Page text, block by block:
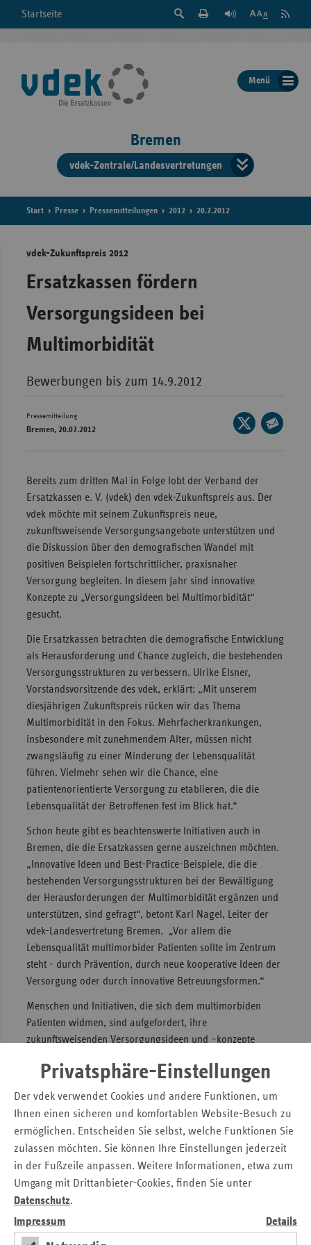
Privatsphäre-Einstellungen
Der vdek verwendet Cookies und andere Funktionen, um
Ihnen einen sicheren und komfortablen Website-Besuch zu
ermöglichen. Entscheiden Sie selbst, welche Funktionen Sie
zulassen möchten. Sie können Ihre Einstellungen jederzeit
in der Fußzeile anpassen. Weitere Informationen, etwa zum
Umgang mit Drittanbieter-Cookies, finden Sie unter
Datenschutz.
Impressum
Details
Startseite
Suche
der
Seite
Feed
Menü
Bremen
vdek-Zentrale/Landesvertretungen
der
Start Presse Pressemitteilungen 2012 20.7.2012
vdek-Zukunftspreis 2012
Ersatzkassen fördern
Versorgungsideen bei
Multimorbidität
Bewerbungen bis zum 14.9.2012
Pressemitteilung
Bremen, 20.07.2012
Seite
auf
Bereits zum dritten Mal in Folge lobt der Verband der
Ersatzkassen e. V. (vdek) den vdek-Zukunftspreis aus. Der
vdek möchte mit seinem Zukunftspreis neue,
zukunftsweisende Versorgungsangebote unterstützen und
die Diskussion über den demografischen Wandel mit
positiven Beispielen fortschrittlicher, praxisnaher
Versorgung begleiten. In diesem Jahr sind innovative
Konzepte zu „Versorgungsideen bei Multimorbidität“
gesucht.
Die Ersatzkassen betrachten die demografische Entwicklung
als Herausforderung und Chance zugleich, die bestehenden
Versorgungsstrukturen zu verbessern. Ulrike Elsner,
Vorstandsvorsitzende des vdek, erklärt: „Mit unserem
diesjährigen Zukunftspreis rücken wir das Thema
Multimorbidität in den Fokus. Mehrfacherkrankungen,
insbesondere mit zunehmendem Alter, müssen nicht
zwangsläufig zu einer Minderung der Lebensqualität
führen. Vielmehr sehen wir die Chance, eine
patientenorientierte Versorgung zu etablieren, die die
Lebensqualität der Betroffenen fest im Blick hat.“
Schon heute gibt es beachtenswerte Initiativen auch in
Bremen, die die Ersatzkassen gerne auszeichnen möchten.
„Innovative Ideen und Best-Practice-Beispiele, die die
bestehenden Versorgungsstrukturen bei der Bewältigung
der Herausforderungen der Multimorbidität ergänzen und
unterstützen, sind gefragt“, betont Karl Nagel, Leiter der
vdek-Landesvertretung Bremen. „Vor allem die
Lebensqualität multimorbider Patienten sollte im Zentrum
steht - durch Prävention, durch neue kooperative Ideen der
Versorgung oder durch innovative Betreuungsformen.“
Menschen und Initiativen, die sich dem multimorbiden
Patienten widmen, sind aufgefordert, ihre
zukunftsweisenden Versorgungsideen und –konzepte
läuft noch bis zum 14.9.2012. Insgesamt wird ein Preisgeld
von 20.000 Euro ausgelobt.
Die Jury besteht aus:
(Juryvorsitz),
Verbandsvorsitzender des Verbandes der
Ersatzkassen e. V. (vdek)
Herrn
HerrnProf. Dr. Klaus Dörner, Psychiater und